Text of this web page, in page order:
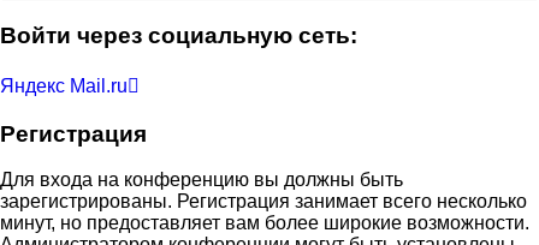
Войти через социальную сеть:
Яндекс Mail.ru
Регистрация
Для входа на конференцию вы должны быть
зарегистрированы. Регистрация занимает всего несколько
минут, но предоставляет вам более широкие возможности.